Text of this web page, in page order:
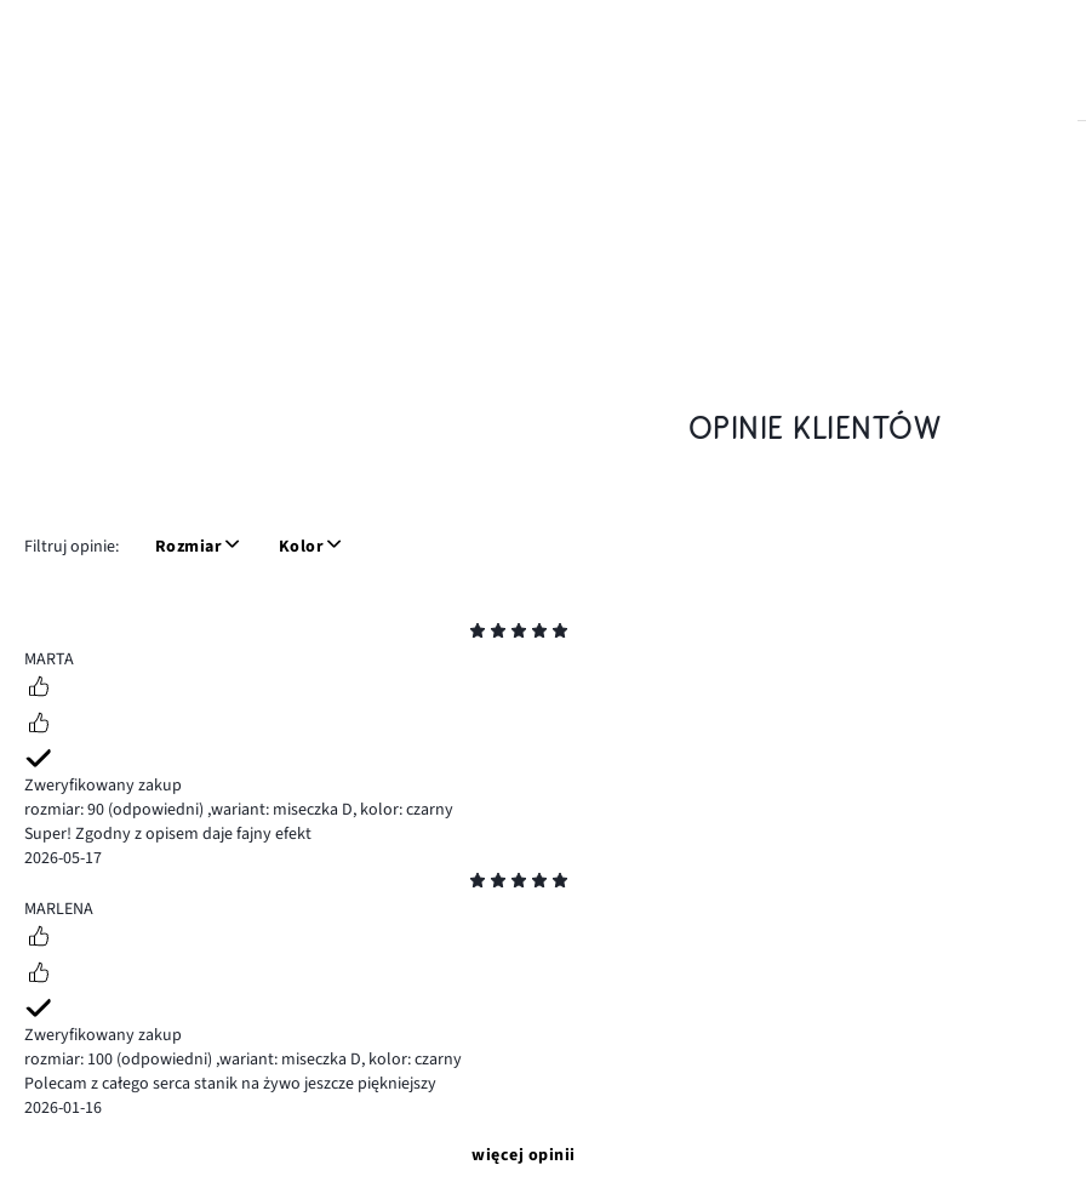
OPINIE KLIENTÓW
Filtruj opinie: Rozmiar Kolor
5
MARTA
Zweryfikowany zakup
rozmiar: 90 (odpowiedni) ,wariant: miseczka D, kolor: czarny
Super! Zgodny z opisem daje fajny efekt
2026-05-17
5
MARLENA
Zweryfikowany zakup
rozmiar: 100 (odpowiedni) ,wariant: miseczka D, kolor: czarny
Polecam z całego serca stanik na żywo jeszcze piękniejszy
2026-01-16
więcej opinii